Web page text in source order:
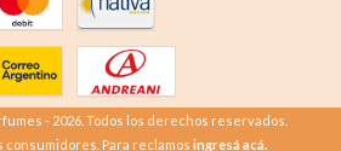
- 2026. Todos los derechos reservados.
consumidores. Para reclamos ingresá acá.